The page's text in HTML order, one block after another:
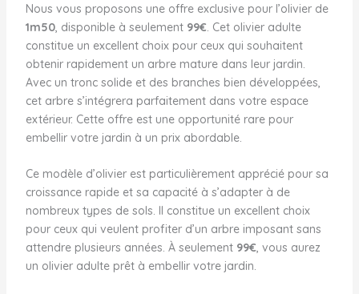
Nous vous proposons une offre exclusive pour l’olivier de
1m50, disponible à seulement 99€ . Cet olivier adulte
constitue un excellent choix pour ceux qui souhaitent
obtenir rapidement un arbre mature dans leur jardin.
Avec un tronc solide et des branches bien développées,
cet arbre s’intégrera parfaitement dans votre espace
extérieur. Cette offre est une opportunité rare pour
embellir votre jardin à un prix abordable.
Ce modèle d’olivier est particulièrement apprécié pour sa
croissance rapide et sa capacité à s’adapter à de
nombreux types de sols. Il constitue un excellent choix
pour ceux qui veulent profiter d’un arbre imposant sans
attendre plusieurs années. À seulement 99€, vous aurez
un olivier adulte prêt à embellir votre jardin.